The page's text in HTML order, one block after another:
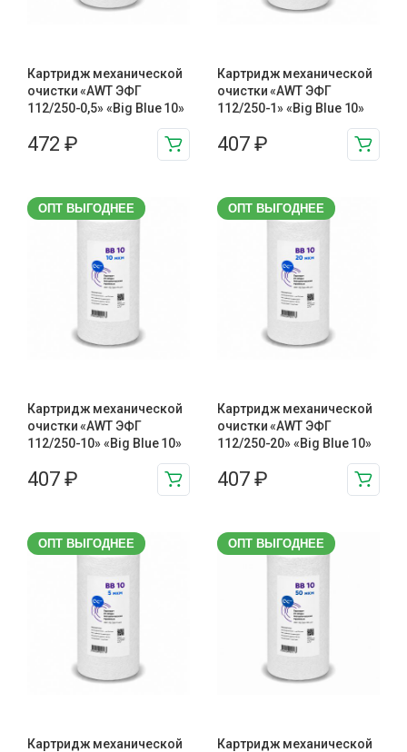
Картридж механической
очистки «AWT ЭФГ
112/250-0,5» «Big Blue 10»
472 ₽
Картридж механической
очистки «AWT ЭФГ
112/250-1» «Big Blue 10»
407 ₽
ОПТ ВЫГОДНЕЕ
Картридж механической
очистки «AWT ЭФГ
112/250-10» «Big Blue 10»
407 ₽
ОПТ ВЫГОДНЕЕ
Картридж механической
очистки «AWT ЭФГ
112/250-20» «Big Blue 10»
407 ₽
ОПТ ВЫГОДНЕЕ
Картридж механической
ОПТ ВЫГОДНЕЕ
Картридж механической